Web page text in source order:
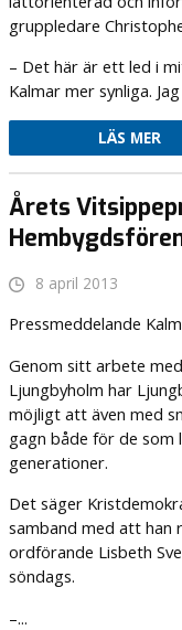
gruppledare
– Det här är ett led i
Kalmar mer synliga.
LÄS MER
Årets
8 april 2013
Pressmeddelande
Genom sitt arbete
Ljungbyholm har
möjligt att även med
gagn både för de som
generationer.
Det säger
samband med att han
ordförande Lisbeth
söndags.
–...